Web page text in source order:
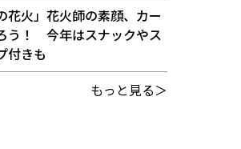
花火」花火師の素顔、カー
う！ 今年はスナックやス
付きも
もっと見る＞